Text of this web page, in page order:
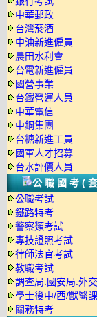
中華郵政
台灣菸酒
中油新進僱員
農田水利會
台電新進僱員
國營事業
台鐵營運人員
中華電信
中鋼集團
台糖新進工員
國軍人才招募
台水評價人員
公職國考(
公職考試
鐵路特考
警察類考試
專技證照考試
律師法官考試
教職考試
調查局.國安局.外
學士後中/西/獸醫
關務特考